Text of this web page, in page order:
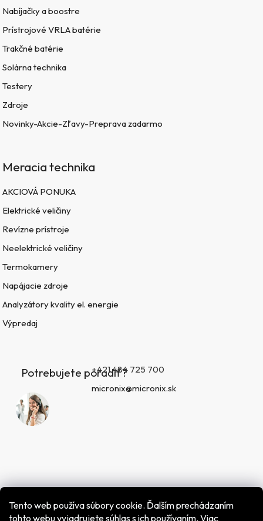
Tento web používa súbory cookie. Ďalším prechádzaním
tohto webu vyjadrujete súhlas s ich používaním. Viac
Nabíjačky a boostre
Prístrojové VRLA batérie
Trakčné batérie
Solárna technika
Testery
Zdroje
Novinky-Akcie-Zľavy-Preprava zadarmo
Meracia technika
AKCIOVÁ PONUKA
Elektrické veličiny
Revízne prístroje
Neelektrické veličiny
Termokamery
Napájacie zdroje
Analyzátory kvality el. energie
Výpredaj
Potrebujete poradiť?+421 484 725 700
micronix@micronix.sk